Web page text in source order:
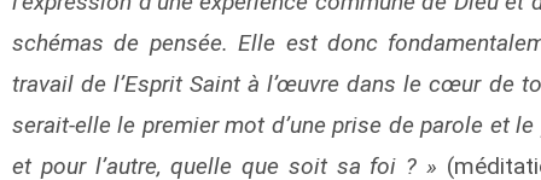
schémas de pensée. Elle est donc
travail de l’Esprit Saint à l’œuvre dans le cœur de
serait-elle le premier mot d’une prise de parole et le
et pour l’autre, quelle que soit sa foi ? »